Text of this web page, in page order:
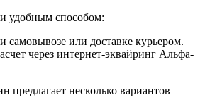
удобным способом:
или доставке курьером.
через интернет-эквайринг Альфа-
предлагает несколько вариантов